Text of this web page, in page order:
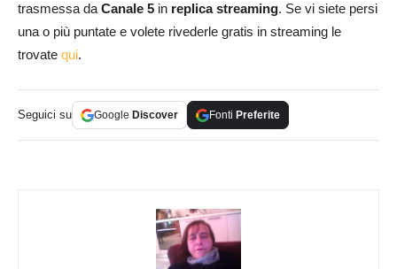
trasmessa daCanale 5 in replica streaming. Se vi siete persi
una o più puntate e volete rivederle gratis in streaming le
trovate qui.
Seguici su Google Discover Fonti Preferite